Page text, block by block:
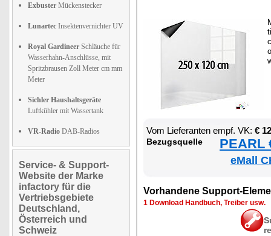
Exbuster Mückenstecker
Lunartec Insektenvernichter UV
Royal Gardineer Schläuche für
Wasserhahn-Anschlüsse, mit
Spritzbrausen Zoll Meter cm mm
Meter
Sichler Haushaltsgeräte
Luftkühler mit Wassertank
VR-Radio DAB-Radios
Service- & Support-
Website der Marke
infactory für die
Vertriebsgebiete
Deutschland,
Österreich und
Schweiz
Vom Lie­fe­ran­ten empf. VK: €
Be­zugs­quel­le PEARL
eMall
Vor­han­de­ne Sup­port-
1 Down­load Hand­buch, Trei­ber usw.